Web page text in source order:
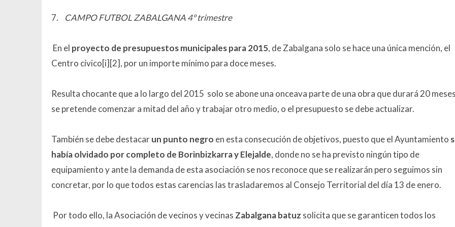
7. CAMPO FUTBOL ZABALGANA 4º trimestre
En el proyecto de presupuestos municipales para 2015, de Zabalgana solo se hace una única mención, el
Centro cívico[i][2], por un importe mínimo para doce meses.
Resulta chocante que a lo largo del 2015 solo se abone una onceava parte de una obra que durará 20
se pretende comenzar a mitad del año y trabajar otro medio, o el presupuesto se debe actualizar.
También se debe destacarun punto negro en esta consecución de objetivos, puesto que el Ayuntamiento
había olvidado por completo de Borinbizkarra y Elejalde, donde no se ha previsto ningún tipo de
equipamiento y ante la demanda de esta asociación se nos reconoce que se realizarán pero seguimos sin
concretar, por lo que todos estas carencias las trasladaremos al Consejo Territorial del día 13 de enero.
Por todo ello, la Asociación de vecinos y vecinas Zabalgana batuz solicita que se garanticen todos los